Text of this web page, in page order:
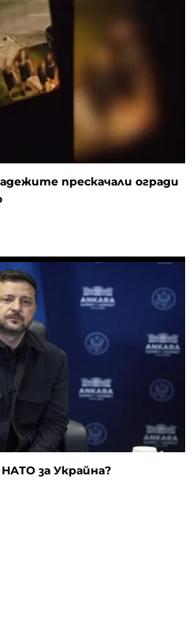
прескачали огради
за Украйна?